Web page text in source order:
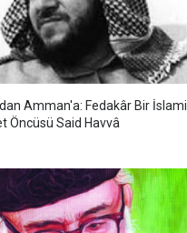
Amman'a: Fedakâr Bir İslami
Öncüsü Said Havvâ